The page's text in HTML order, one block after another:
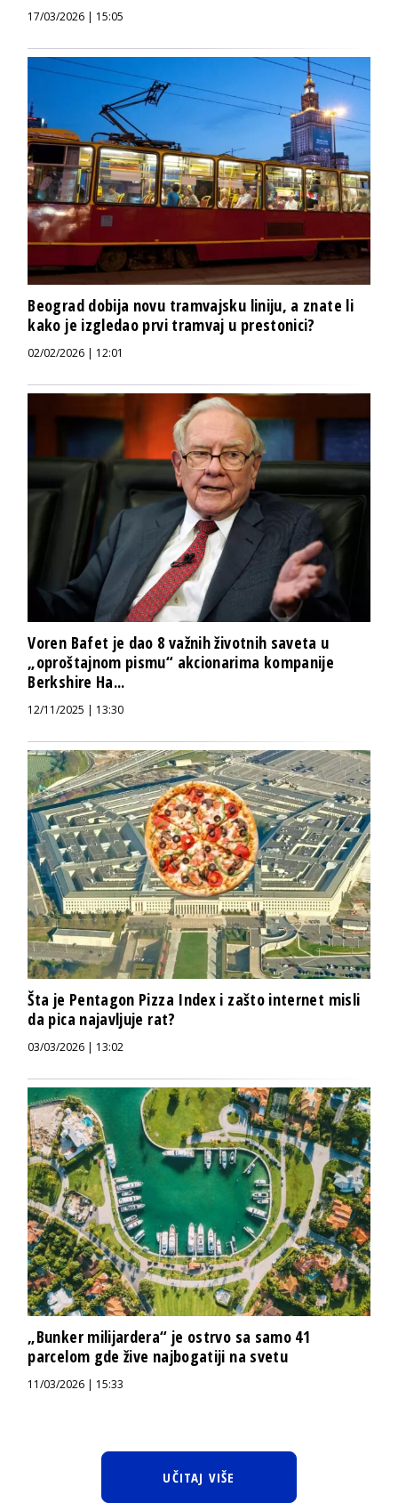
17/03/2026 | 15:05
Beograd dobija novu tramvajsku liniju, a znate li
kako je izgledao prvi tramvaj u prestonici?
02/02/2026 | 12:01
Voren Bafet je dao 8 važnih životnih saveta u
„oproštajnom pismu“ akcionarima kompanije
Berkshire Ha...
12/11/2025 | 13:30
Šta je Pentagon Pizza Index i zašto internet misli
da pica najavljuje rat?
03/03/2026 | 13:02
„Bunker milijardera“ je ostrvo sa samo 41
parcelom gde žive najbogatiji na svetu
11/03/2026 | 15:33
UČITAJ VIŠE